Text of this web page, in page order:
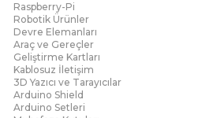
Raspberry-Pi
Robotik Ürünler
Devre Elemanları
Araç ve Gereçler
Geliştirme Kartları
Kablosuz İletişim
3D Yazıcı ve Tarayıcılar
Arduino Shield
Arduino Setleri